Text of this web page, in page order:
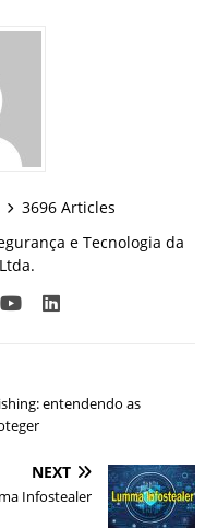
3696 Articles
e Tecnologia da
entendendo as
NEXT
Infostealer